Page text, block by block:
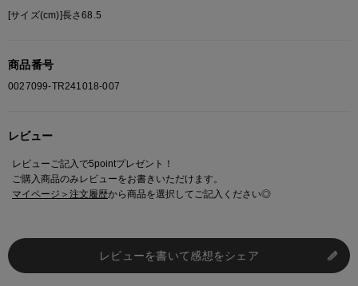
[サイズ(cm)]長さ68.5
商品番号
0027099-TR241018-007
レビュー
レビューご記入で5pointプレゼント！
ご購入商品のみレビューをお書きいただけます。
マイページ＞注文履歴から商品を選択してご記入ください◎
レビューを書いて感想をシェア